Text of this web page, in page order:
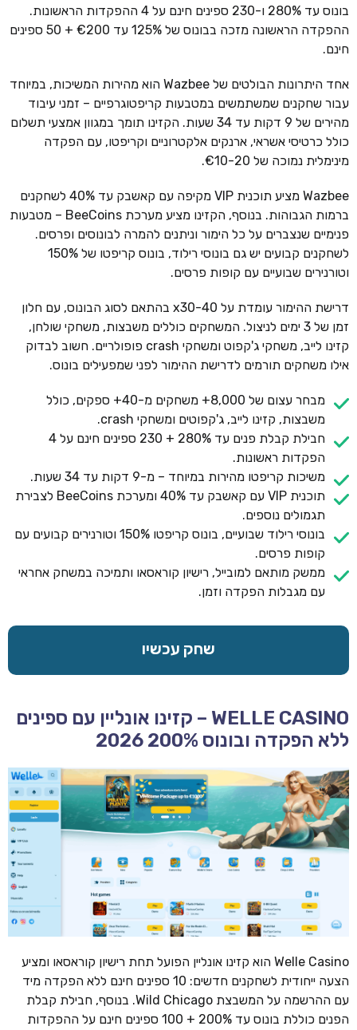
בונוס עד 280% ו-230 ספינים חינם על 4 ההפקדות הראשונות.
ההפקדה הראשונה מזכה בבונוס של 125% עד €200 + 50 ספינים
חינם.
אחד היתרונות הבולטים של Wazbee הוא מהירות המשיכות, במיוחד
עבור שחקנים שמשתמשים במטבעות קריפטוגרפיים – זמני עיבוד
מהירים של 9 דקות עד 34 שעות. הקזינו תומך במגוון אמצעי תשלום
כולל כרטיסי אשראי, ארנקים אלקטרוניים וקריפטו, עם הפקדה
מינימלית נמוכה של €10-20.
Wazbee מציע תוכנית VIP מקיפה עם קאשבק עד 40% לשחקנים
ברמות הגבוהות. בנוסף, הקזינו מציע מערכת BeeCoins – מטבעות
פנימיים שנצברים על כל הימור וניתנים להמרה לבונוסים ופרסים.
לשחקנים קבועים יש גם בונוסי רילוד, בונוס קריפטו של 150%
וטורנירים שבועיים עם קופות פרסים.
דרישת ההימור עומדת על x30-40 בהתאם לסוג הבונוס, עם חלון
זמן של 3 ימים לניצול. המשחקים כוללים משבצות, משחקי שולחן,
קזינו לייב, משחקי ג'קפוט ומשחקי crash פופולריים. חשוב לבדוק
אילו משחקים תורמים לדרישת ההימור לפני שמפעילים בונוס.
מבחר עצום של 8,000+ משחקים מ-40+ ספקים, כולל
משבצות, קזינו לייב, ג'קפוטים ומשחקי crash.
חבילת קבלת פנים עד 280% + 230 ספינים חינם על 4
הפקדות ראשונות.
משיכות קריפטו מהירות במיוחד – מ-9 דקות עד 34 שעות.
תוכנית VIP עם קאשבק עד 40% ומערכת BeeCoins לצבירת
תגמולים נוספים.
בונוסי רילוד שבועיים, בונוס קריפטו 150% וטורנירים קבועים עם
קופות פרסים.
ממשק מותאם למובייל, רישיון קוראסאו ותמיכה במשחק אחראי
עם מגבלות הפקדה וזמן.
שחק עכשיו
WELLE CASINO – קזינו אונליין עם ספינים
ללא הפקדה ובונוס 200% 2026
Welle Casino הוא קזינו אונליין הפועל תחת רישיון קוראסאו ומציע
הצעה ייחודית לשחקנים חדשים: 10 ספינים חינם ללא הפקדה מיד
עם ההרשמה על המשבצת Wild Chicago. בנוסף, חבילת קבלת
הפנים כוללת בונוס עד 200% + 100 ספינים חינם על ההפקדות